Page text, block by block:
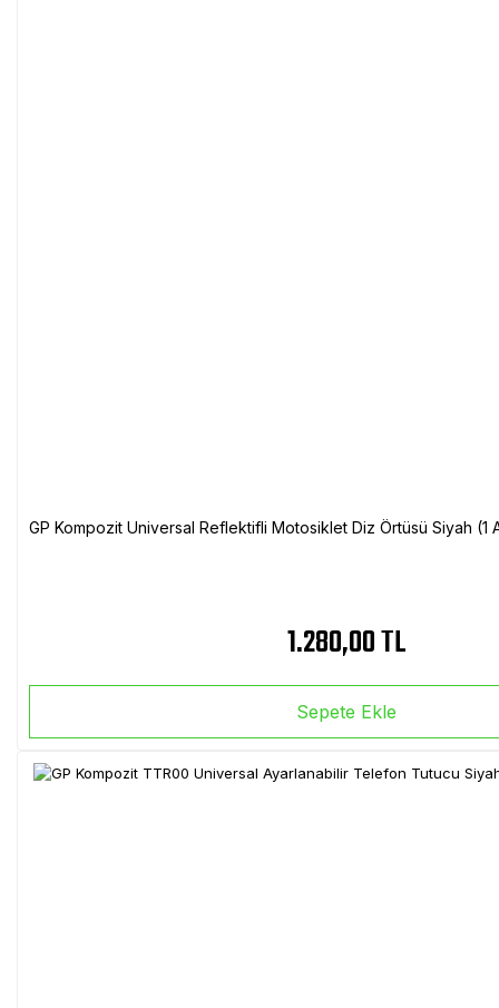
GP Kompozit Universal Reflektifli Motosiklet Diz Örtüsü Siyah
1.280,00 TL
Sepete Ekle